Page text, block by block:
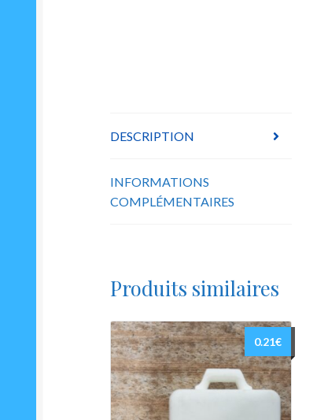
DESCRIPTION
INFORMATIONS
COMPLÉMENTAIRES
Produits similaires
0.21€